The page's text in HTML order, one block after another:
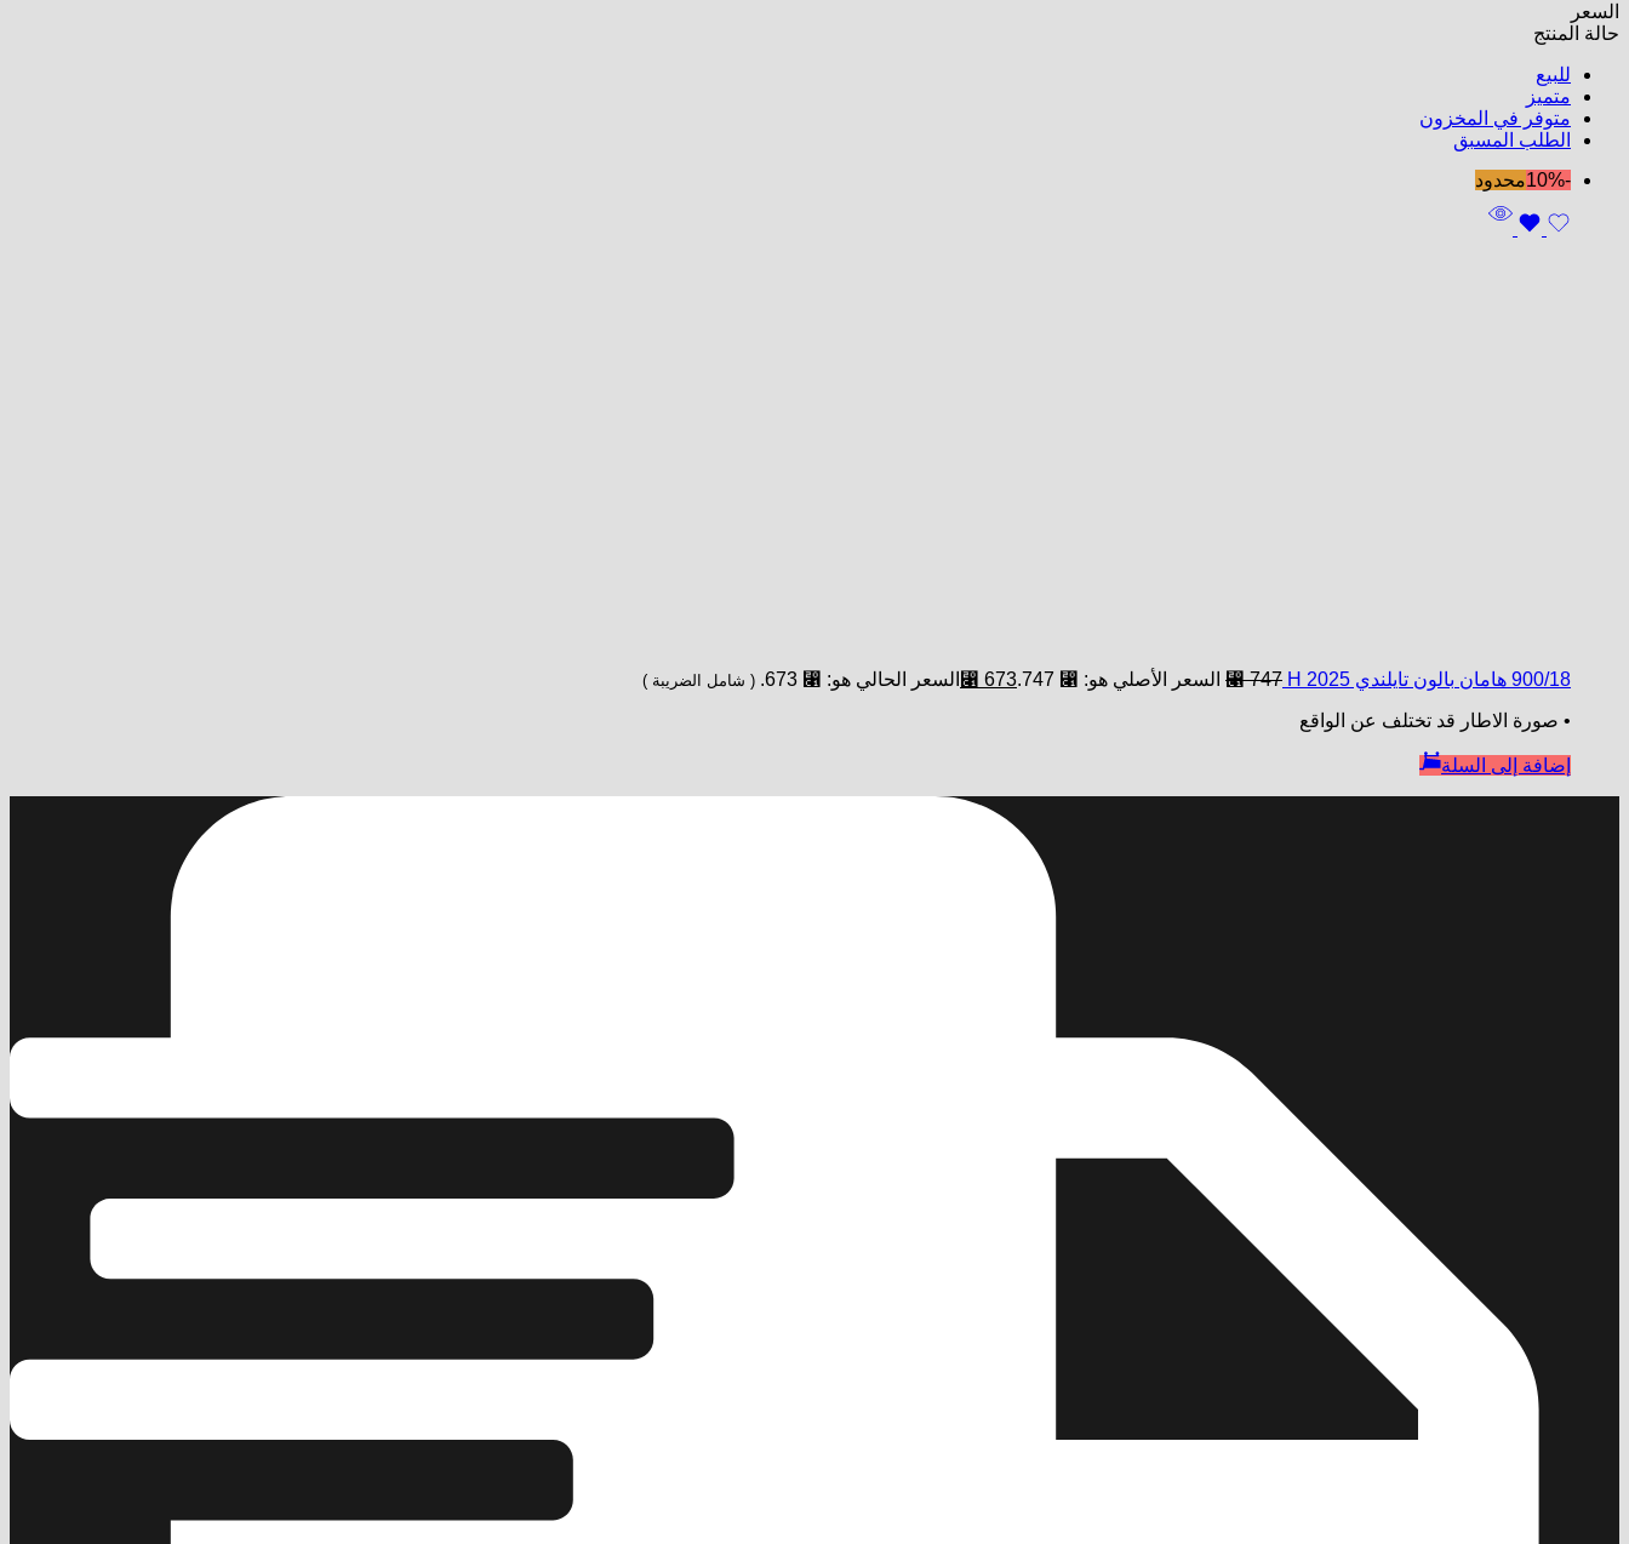
السعر
حالة المنتج
للبيع
متميز
متوفر في المخزون
الطلب المسبق
-10%
محدود
900/18 هامان بالون تايلندي H 2025 ⃁747 السعر الأصلي هو: ⃁ 747. ⃁ 673 السعر الحالي هو: ⃁ 673. ( شامل الضريبة )
• صورة الاطار قد تختلف عن الواقع
إضافة إلى السلة